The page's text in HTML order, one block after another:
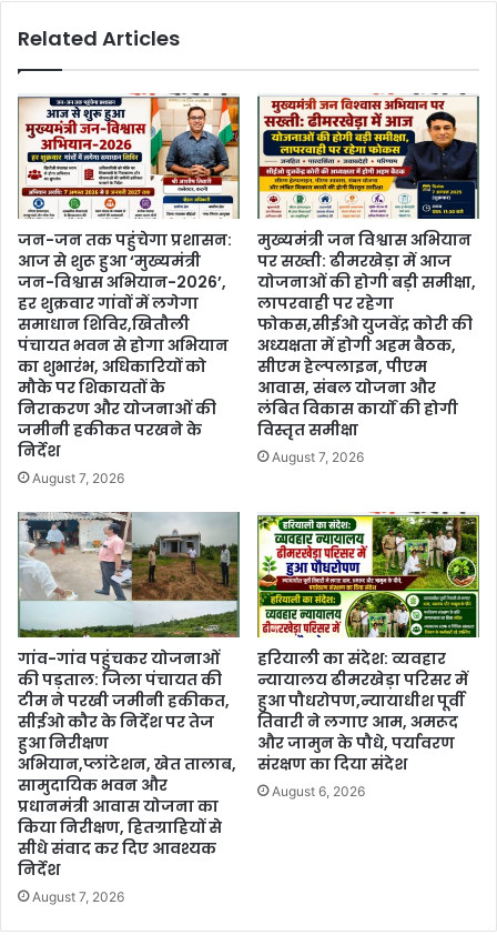
Related Articles
जन-जन तक पहुंचेगा प्रशासन:
आज से शुरू हुआ ‘मुख्यमंत्री
जन-विश्वास अभियान-2026’,
हर शुक्रवार गांवों में लगेगा
समाधान शिविर,खितौली
पंचायत भवन से होगा अभियान
का शुभारंभ, अधिकारियों को
मौके पर शिकायतों के
निराकरण और योजनाओं की
जमीनी हकीकत परखने के
निर्देश
August 7, 2026
मुख्यमंत्री जन विश्वास अभियान
पर सख्ती: ढीमरखेड़ा में आज
योजनाओं की होगी बड़ी समीक्षा,
लापरवाही पर रहेगा
फोकस,सीईओ युजवेंद्र कोरी की
अध्यक्षता में होगी अहम बैठक,
सीएम हेल्पलाइन, पीएम
आवास, संबल योजना और
लंबित विकास कार्यों की होगी
विस्तृत समीक्षा
August 7, 2026
गांव-गांव पहुंचकर योजनाओं
की पड़ताल: जिला पंचायत की
टीम ने परखी जमीनी हकीकत,
सीईओ कौर के निर्देश पर तेज
हुआ निरीक्षण
अभियान,प्लांटेशन, खेत तालाब,
सामुदायिक भवन और
प्रधानमंत्री आवास योजना का
किया निरीक्षण, हितग्राहियों से
सीधे संवाद कर दिए आवश्यक
निर्देश
August 7, 2026
हरियाली का संदेश: व्यवहार
न्यायालय ढीमरखेड़ा परिसर में
हुआ पौधरोपण,न्यायाधीश पूर्वी
तिवारी ने लगाए आम, अमरूद
और जामुन के पौधे, पर्यावरण
संरक्षण का दिया संदेश
August 6, 2026